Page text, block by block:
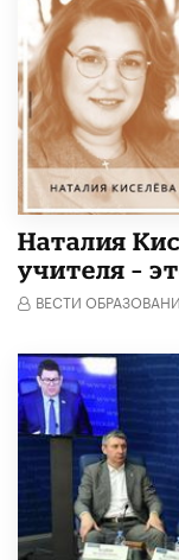
Наталия
учителя –
ВЕСТИ